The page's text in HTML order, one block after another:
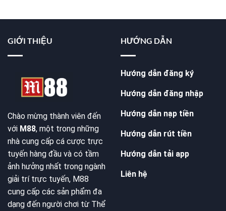
GIỚI THIỆU
Chào mừng thành viên đến
với M88, một trong những
nhà cung cấp cá cược trực
tuyến hàng đầu và có tầm
ảnh hưởng nhất trong ngành
giải trí trực tuyến, M88
cung cấp các sản phẩm đa
dạng đến người chơi từ Thể
HƯỚNG DẪN
Hướng dẫn đăng ký
Hướng dẫn đăng nhập
Hướng dẫn nạp tiền
Hướng dẫn rút tiền
Hướng dẫn tải app
Liên hệ